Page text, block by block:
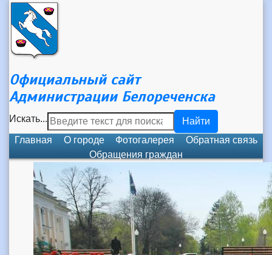
Официальный сайт
Администрации Белореченска
Искать...
Найти
Главная
О городе Фотогалерея
Обратная связь
Обращения граждан